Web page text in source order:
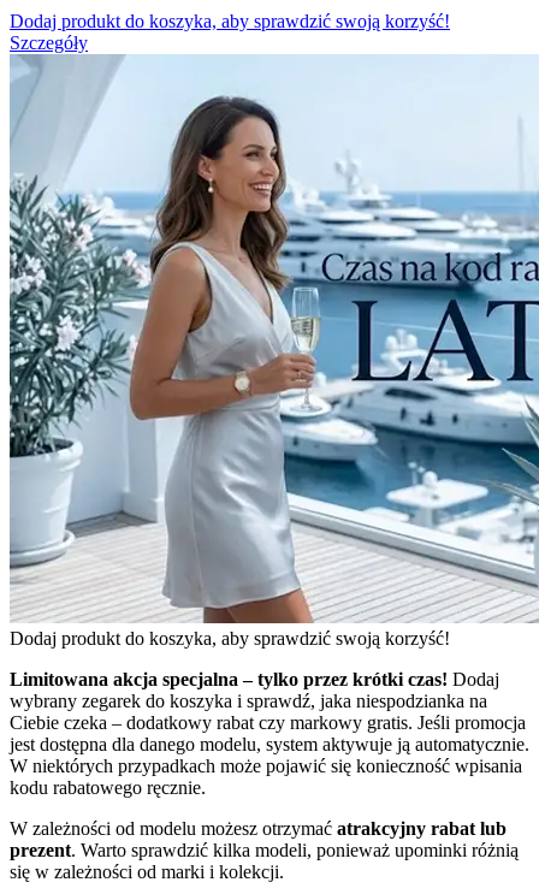
Dodaj produkt do koszyka, aby sprawdzić swoją korzyść!
Szczegóły
Dodaj produkt do koszyka, aby sprawdzić swoją korzyść!
Limitowana akcja specjalna – tylko przez krótki czas! Dodaj
wybrany zegarek do koszyka i sprawdź, jaka niespodzianka na
Ciebie czeka – dodatkowy rabat czy markowy gratis. Jeśli promocja
jest dostępna dla danego modelu, system aktywuje ją automatycznie.
W niektórych przypadkach może pojawić się konieczność wpisania
kodu rabatowego ręcznie.
W zależności od modelu możesz otrzymać atrakcyjny rabat lub
prezent. Warto sprawdzić kilka modeli, ponieważ upominki różnią
się w zależności od marki i kolekcji.